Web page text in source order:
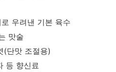
우려낸 기본 육수
맛술
(단맛 조절용)
등 향신료